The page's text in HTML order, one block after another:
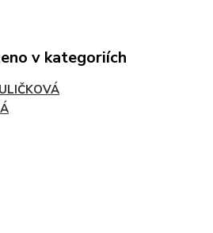
v kategoriích